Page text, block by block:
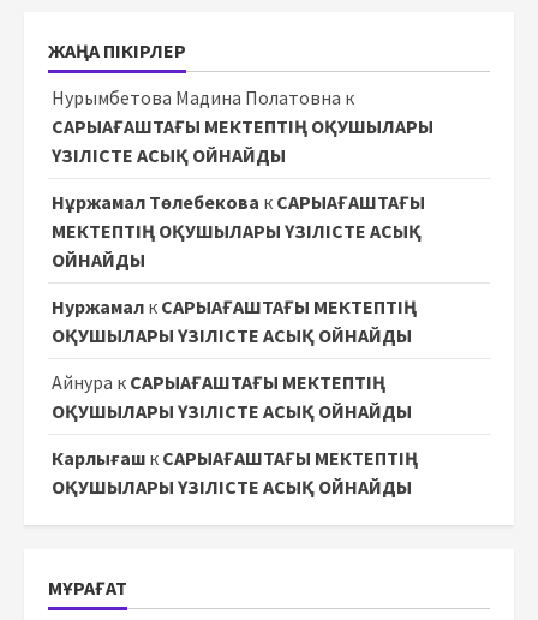
ЖАҢА ПІКІРЛЕР
Нурымбетова Мадина Полатовна к
САРЫАҒАШТАҒЫ МЕКТЕПТІҢ ОҚУШЫЛАРЫ
ҮЗІЛІСТЕ АСЫҚ ОЙНАЙДЫ
Нұржамал Төлебекова к САРЫАҒАШТАҒЫ
МЕКТЕПТІҢ ОҚУШЫЛАРЫ ҮЗІЛІСТЕ АСЫҚ
ОЙНАЙДЫ
Нуржамал к САРЫАҒАШТАҒЫ МЕКТЕПТІҢ
ОҚУШЫЛАРЫ ҮЗІЛІСТЕ АСЫҚ ОЙНАЙДЫ
Айнура к САРЫАҒАШТАҒЫ МЕКТЕПТІҢ
ОҚУШЫЛАРЫ ҮЗІЛІСТЕ АСЫҚ ОЙНАЙДЫ
Карлығаш к САРЫАҒАШТАҒЫ МЕКТЕПТІҢ
ОҚУШЫЛАРЫ ҮЗІЛІСТЕ АСЫҚ ОЙНАЙДЫ
МҰРАҒАТ